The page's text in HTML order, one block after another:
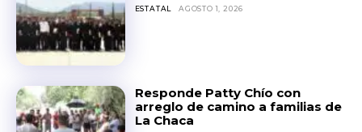
ESTATAL AGOSTO 1, 2026
Responde Patty Chío con
arreglo de camino a familias de
La Chaca